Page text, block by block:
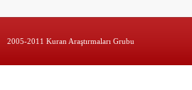
2005-2011 Kuran Araştırmaları Grubu